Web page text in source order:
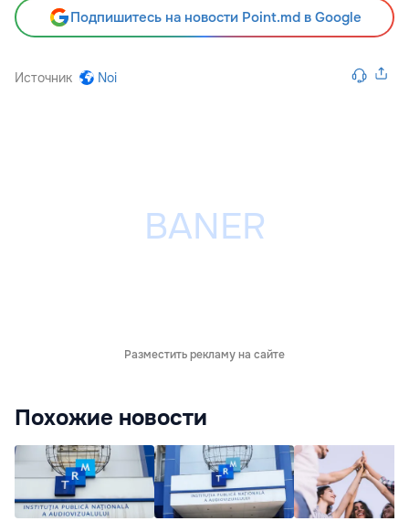
Подпишитесь на новости Point.md в Google
Источник Noi
Разместить рекламу на сайте
Похожие новости